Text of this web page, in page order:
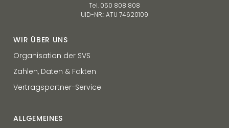
Tel. 050 808 808
UID-NR.: ATU 74620109
WIR ÜBER UNS
Organisation der SVS
Zahlen, Daten & Fakten
Vertragspartner-Service
ALLGEMEINES